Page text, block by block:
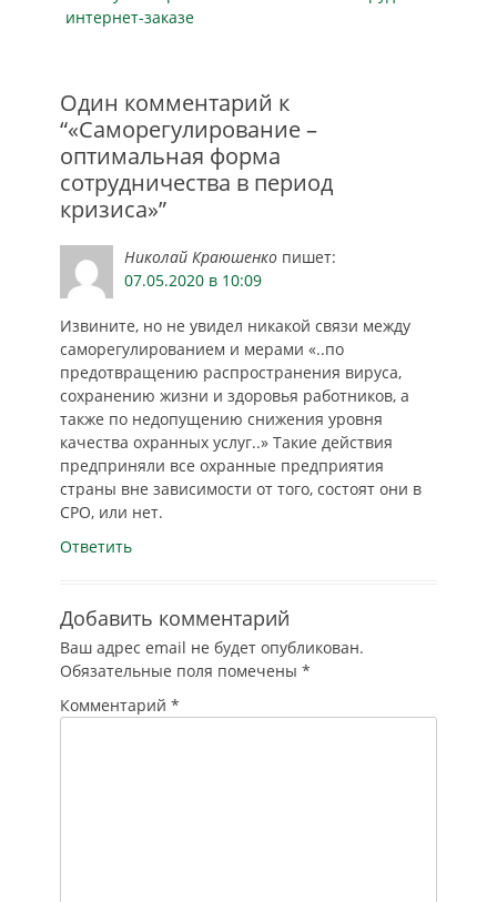
интернет-заказе
Один комментарий к
“«Саморегулирование –
оптимальная форма
сотрудничества в период
кризиса»”
Николай Краюшенко пишет:
07.05.2020 в 10:09
Извините, но не увидел никакой связи между
саморегулированием и мерами «..по
предотвращению распространения вируса,
сохранению жизни и здоровья работников, а
также по недопущению снижения уровня
качества охранных услуг..» Такие действия
предприняли все охранные предприятия
страны вне зависимости от того, состоят они в
СРО, или нет.
Ответить
Добавить комментарий
Ваш адрес email не будет опубликован.
Обязательные поля помечены *
Комментарий *